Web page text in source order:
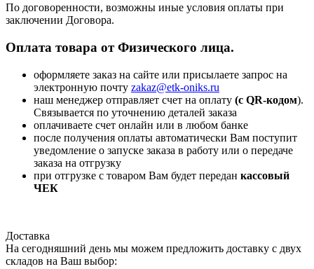
По договоренности, возможны иные условия оплаты при
заключении Договора.
Оплата товара от Физического лица.
оформляете заказ на сайте или присылаете запрос на
электронную почту zakaz@etk-oniks.ru
наш менеджер отправляет счет на оплату (с QR-кодом).
Связывается по уточнению деталей заказа
оплачиваете счет онлайн или в любом банке
после получения оплаты автоматически Вам поступит
уведомление о запуске заказа в работу или о передаче
заказа на отгрузку
при отгрузке с товаром Вам будет передан кассовый
ЧЕК
Доставка
На сегодняшний день мы можем предложить доставку с двух
складов на Ваш выбор: